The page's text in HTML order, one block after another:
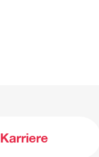
Karriere